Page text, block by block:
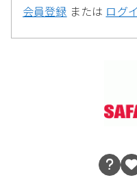
会員登録 または ログ